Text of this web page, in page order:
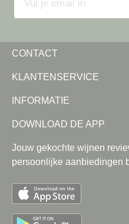
CONTACT
KLANTENSERVICE
INFORMATIE
DOWNLOAD DE APP
Jouw gekochte wijnen
persoonlijke aanbiedingen